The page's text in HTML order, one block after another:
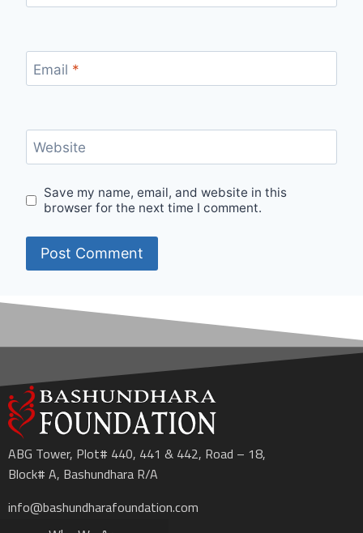
Email *
Website
Save my name, email, and website in this
browser for the next time I comment.
ABG Tower, Plot# 440, 441 & 442, Road – 18,
Block# A, Bashundhara R/A
info@bashundharafoundation.com